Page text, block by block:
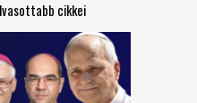
cikkei